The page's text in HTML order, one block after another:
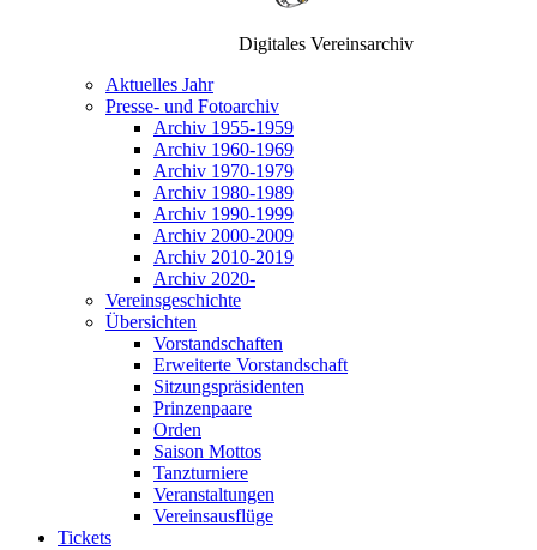
Digitales Vereinsarchiv
Aktuelles Jahr
Presse- und Fotoarchiv
Archiv 1955-1959
Archiv 1960-1969
Archiv 1970-1979
Archiv 1980-1989
Archiv 1990-1999
Archiv 2000-2009
Archiv 2010-2019
Archiv 2020-
Vereinsgeschichte
Übersichten
Vorstandschaften
Erweiterte Vorstandschaft
Sitzungspräsidenten
Prinzenpaare
Orden
Saison Mottos
Tanzturniere
Veranstaltungen
Vereinsausflüge
Tickets